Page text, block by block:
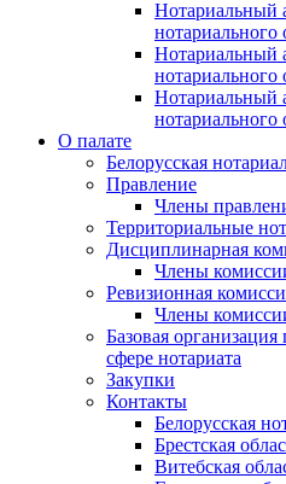
Нотариальный
нотариального
Нотариальный
нотариального
Нотариальный
нотариального
О палате
Белорусская
Правление
Члены
Территориальные
Дисциплинарная
Члены
Ревизионная
Члены
Базовая
сфере нотариата
Закупки
Контакты
Белорусская
Брестская
Витебская